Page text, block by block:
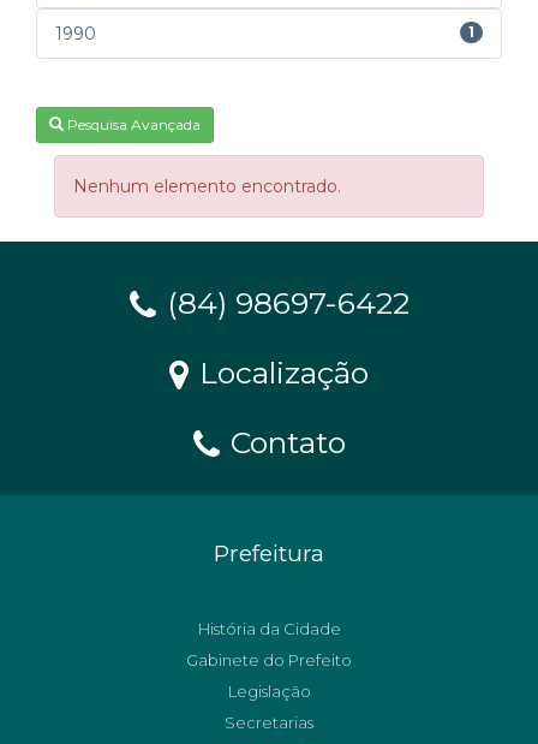
1990 1
Pesquisa Avançada
Nenhum elemento encontrado.
(84) 98697-6422
Localização
Contato
Prefeitura
História da Cidade
Gabinete do Prefeito
Legislação
Secretarias